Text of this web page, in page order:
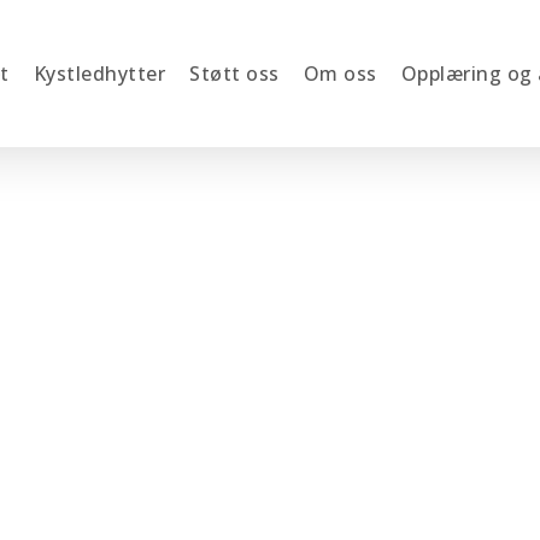
Kystledhytter Støtt oss Om oss Opplæring og